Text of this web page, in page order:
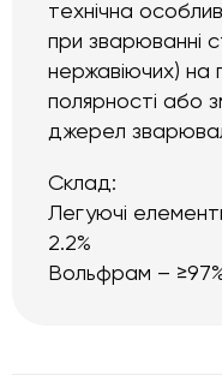
технічна
при зварюванні
нержавіючих) на
полярності або
джерел
Склад:
Легуючі
2.2%
Вольфрам –